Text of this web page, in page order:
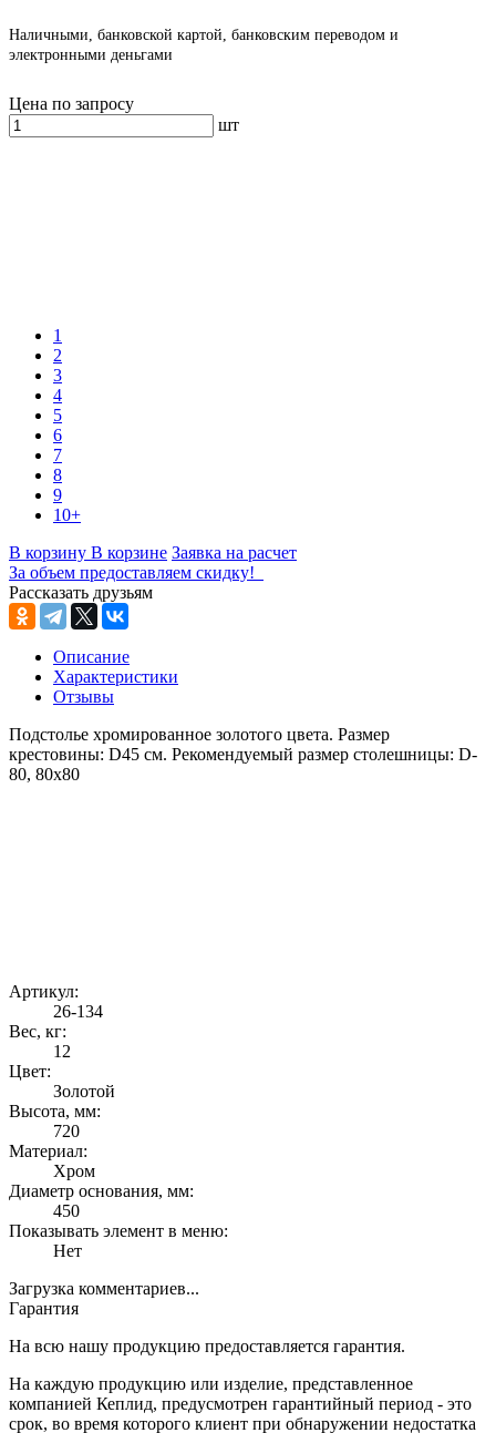
Наличными, банковской картой, банковским переводом и
электронными деньгами
Цена по запросу
шт
1
2
3
4
5
6
7
8
9
10+
В корзину В корзине Заявка на расчет
За объем предоставляем скидку!
Рассказать друзьям
Описание
Характеристики
Отзывы
Подстолье хромированное золотого цвета. Размер
крестовины: D45 см. Рекомендуемый размер столешницы: D-
80, 80х80
Артикул:
26-134
Вес, кг:
12
Цвет:
Золотой
Высота, мм:
720
Материал:
Хром
Диаметр основания, мм:
450
Показывать элемент в меню:
Нет
Загрузка комментариев...
Гарантия
На всю нашу продукцию предоставляется гарантия.
На каждую продукцию или изделие, представленное
компанией Кеплид, предусмотрен гарантийный период - это
срок, во время которого клиент при обнаружении недостатка